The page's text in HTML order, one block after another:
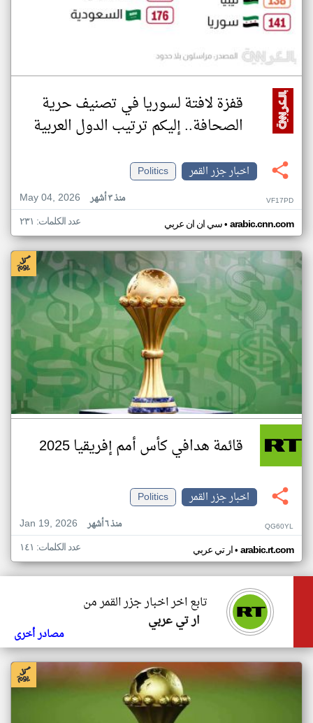
قفزة لافتة لسوريا في تصنيف حرية
الصحافة.. إليكم ترتيب الدول العربية
اخبار جزر القمر
Politics
May 04, 2026
منذ ٣ أشهر VF17PD
سي ان ان عربي• arabic.cnn.com عدد الكلمات: ٢٣١
قائمة هدافي كأس أمم إفريقيا 2025
اخبار جزر القمر
Politics
Jan 19, 2026
منذ ٦ أشهر QG60YL
ار تي عربي• arabic.rt.com عدد الكلمات: ١٤١
تابع اخر اخبار جزر القمر من
ار تي عربي
مصادر أخرى